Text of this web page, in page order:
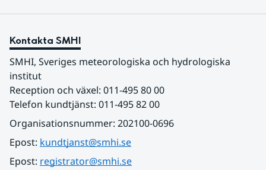
Kontakta SMHI
SMHI, Sveriges meteorologiska och hydrologiska
institut
Reception och växel: 011-495 80 00
Telefon kundtjänst: 011-495 82 00
Organisationsnummer: 202100-0696
Epost: kundtjanst@smhi.se
Epost: registrator@smhi.se